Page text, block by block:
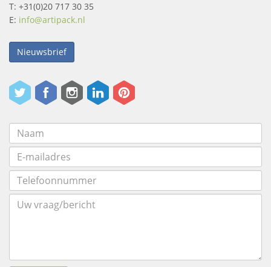
T: +31(0)20 717 30 35
E: info@artipack.nl
Nieuwsbrief